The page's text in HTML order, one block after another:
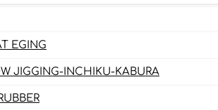
EGING
JIGGING-INCHIKU-KABURA